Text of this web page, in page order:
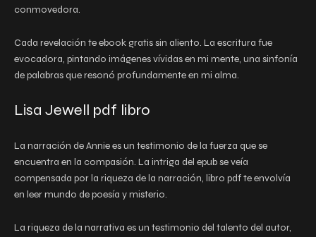
conmovedora.
Cada revelación te ebook gratis sin aliento. La escritura fue
evocadora, pintando imágenes vívidas en mi mente, una sinfonía
de palabras que resonó profundamente en mi alma.
Lisa Jewell pdf libro
La narración de Annie es un testimonio de la fuerza que se
encuentra en la compasión. La intriga del epub se veía
compensada por la riqueza de la narración, libro pdf te envolvía
en leer mundo de poesía y misterio.
La riqueza de la narrativa es un testimonio del talento del autor,